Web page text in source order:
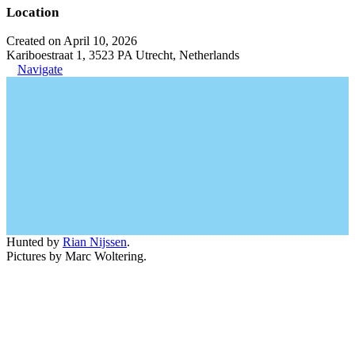
Location
Created on April 10, 2026
Kariboestraat 1, 3523 PA Utrecht, Netherlands
Navigate
Hunted by Rian Nijssen.
Pictures by Marc Woltering.